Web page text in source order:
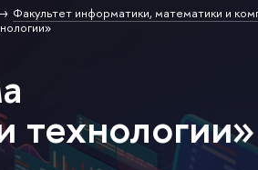
Факультет информатики, математики и
технологии»